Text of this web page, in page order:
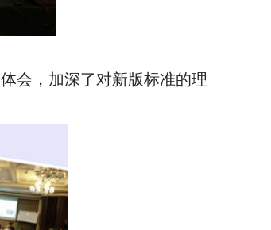
会，加深了对新版标准的理